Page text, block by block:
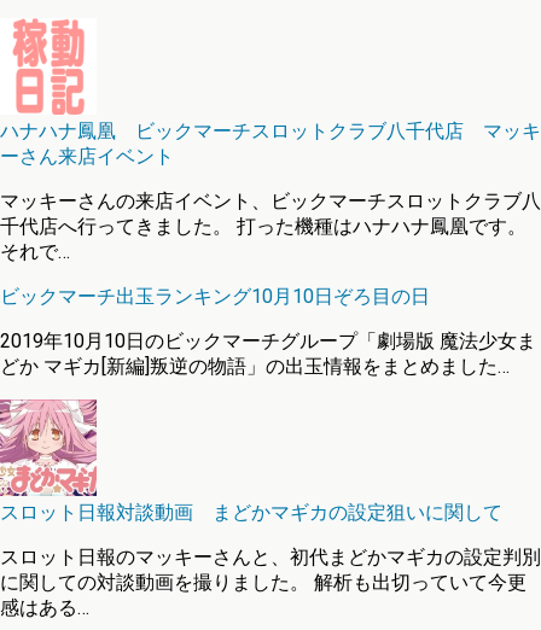
ハナハナ鳳凰 ビックマーチスロットクラブ八千代店 マッキ
ーさん来店イベント
マッキーさんの来店イベント、ビックマーチスロットクラブ八
千代店へ行ってきました。 打った機種はハナハナ鳳凰です。
それで…
ビックマーチ出玉ランキング10月10日ぞろ目の日
2019年10月10日のビックマーチグループ「劇場版 魔法少女ま
どか マギカ[新編]叛逆の物語」の出玉情報をまとめました…
スロット日報対談動画 まどかマギカの設定狙いに関して
スロット日報のマッキーさんと、初代まどかマギカの設定判別
に関しての対談動画を撮りました。 解析も出切っていて今更
感はある…